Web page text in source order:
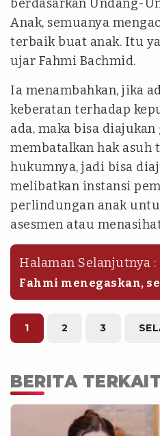
berdasarkan Undang-
Anak, semuanya
terbaik buat anak. Itu
ujar Fahmi Bachmid.
Ia menambahkan, jika
keberatan terhadap
ada, maka bisa
membatalkan hak asuh
hukumnya, jadi bisa
melibatkan instansi
perlindungan anak
asesmen atau
Halaman Selanjutnya :
Fahmi menegaskan,
hukum kini tidak lagi
satu pihak. "Kedua
kedudukan yang
keputusan Mahkamah
sekarang mengacu
terbaik buat anak,"
1 2 3
BERITA